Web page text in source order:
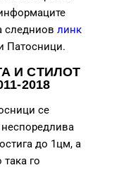
следниов линк
Патосници.
И СТИЛОТ
2018
се
неспоредлива
до 1цм, а
го